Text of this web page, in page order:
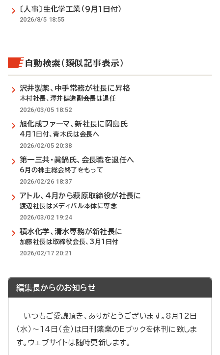
〔人事〕生化学工業（9月1日付）
2026/8/5 18:55
自動検索（類似記事表示）
沢井製薬、中手常務が社長に昇格
木村社長、澤井健造副会長は退任
2026/03/05 18:52
旭化成ファーマ、新社長に岡島氏
4月1日付、青木氏は会長へ
2026/02/05 20:38
第一三共・眞鍋氏、会長職を退任へ
6月の株主総会終了をもって
2026/02/26 18:37
アトル、4月から萩原取締役が社長に
渡辺社長はメディパル本体に専念
2026/03/02 19:24
積水化学、清水専務が新社長に
加藤社長は取締役会長、3月1日付
2026/02/17 20:21
編集長からのお知らせ
いつもご愛読頂き、ありがとうございます。8月12日
（水）～14日（金）は日刊薬業のEブックを休刊に致しま
す。ウェブサイトは随時更新します。